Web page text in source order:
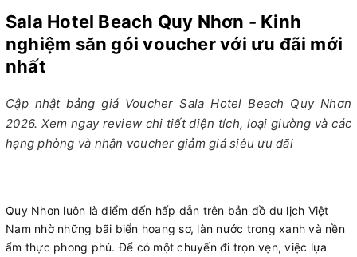
Sala Hotel Beach Quy Nhơn - Kinh
nghiệm săn gói voucher với ưu đãi mới
nhất
Cập nhật bảng giá Voucher Sala Hotel Beach Quy Nhơn
2026. Xem ngay review chi tiết diện tích, loại giường và các
hạng phòng và nhận voucher giảm giá siêu ưu đãi
Quy Nhơn luôn là điểm đến hấp dẫn trên bản đồ du lịch Việt
Nam nhờ những bãi biển hoang sơ, làn nước trong xanh và nền
ẩm thực phong phú. Để có một chuyến đi trọn vẹn, việc lựa